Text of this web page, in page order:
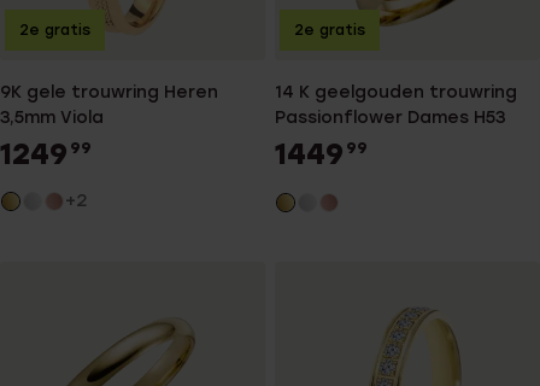
9K gele trouwring Heren
3,5mm Viola
1249 99
+2
2e gratis
14 K geelgouden trouwring
Passionflower Dames H53
1449 99
2e gratis